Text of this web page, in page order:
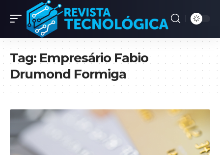
Tag: Empresário Fabio
Drumond Formiga